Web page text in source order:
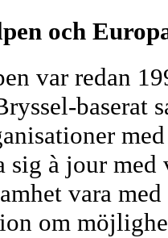
och
var redan
baserat
sig à jour med
vara
om